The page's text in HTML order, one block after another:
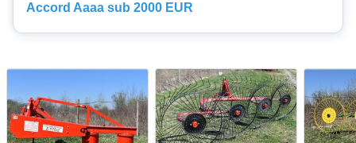
Accord Aaaa sub 2000 EUR